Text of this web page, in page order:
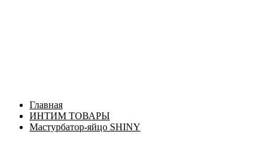
Главная
ИНТИМ ТОВАРЫ
Мастурбатор-яйцо SHINY